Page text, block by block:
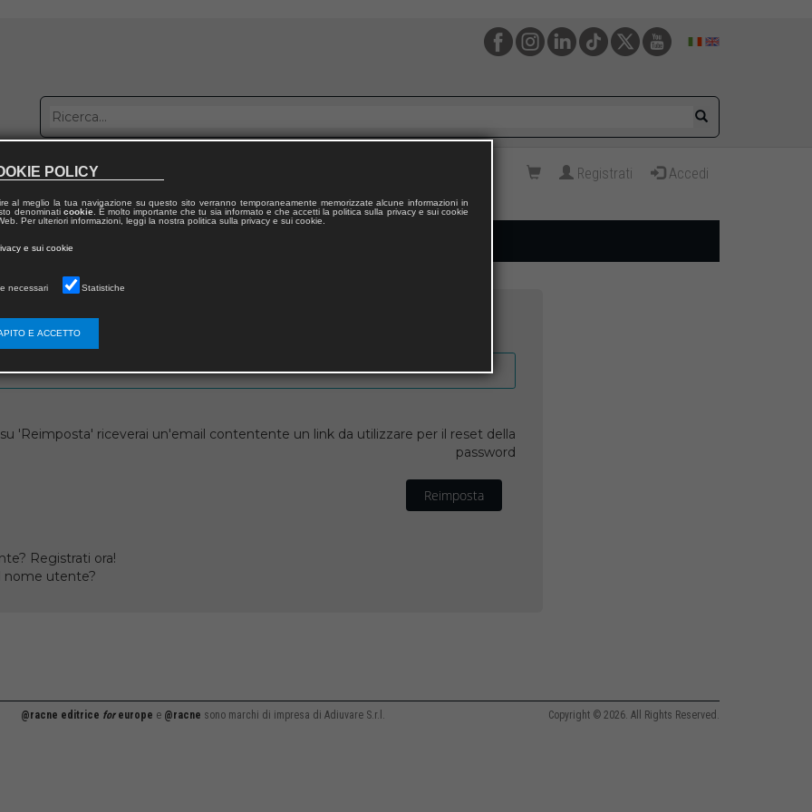
con noi Registrati Accedi
'Reimposta' riceverai un'email contentente un link da utilizzare per il reset della
password
Reimposta
Registrati ora!
nome utente?
@racne editrice foreurope e @racne sono marchi di impresa di Adiuvare S.r.l. Copyright © 2026. All Rights Reserved.
POLICY
al meglio la tua navigazione su questo sito verranno temporaneamente memorizzate alcune informazioni in
denominati cookie. È molto importante che tu sia informato e che accetti la politica sulla privacy e sui cookie
Per ulteriori informazioni, leggi la nostra politica sulla privacy e sui cookie.
e sui cookie
necessari Statistiche
E ACCETTO